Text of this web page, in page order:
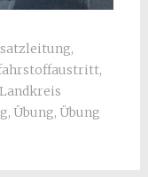
,
,
Landkreis
, Übung, Übung